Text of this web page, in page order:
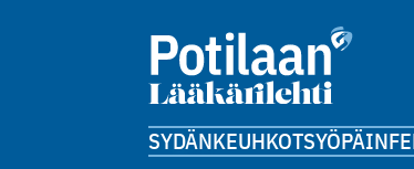
SYDÄNKEUHKOTSYÖPÄ